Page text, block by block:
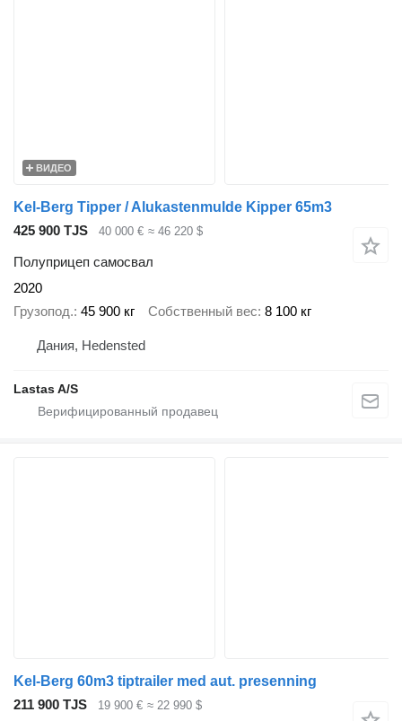
ВИДЕО
Kel-Berg Tipper / Alukastenmulde Kipper 65m3
425 900 TJS
40 000 € ≈ 46 220 $
Полуприцеп самосвал
2020
Грузопод. 45 900 кг Собственный вес 8 100 кг
Дания, Hedensted
Lastas A/S
Kel-Berg 60m3 tiptrailer med aut. presenning
211 900 TJS
19 900 € ≈ 22 990 $